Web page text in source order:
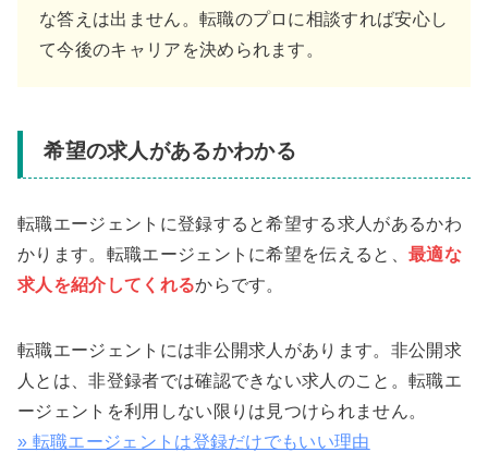
な答えは出ません。転職のプロに相談すれば安心し
て今後のキャリアを決められます。
希望の求人があるかわかる
転職エージェントに登録すると希望する求人があるかわ
かります。転職エージェントに希望を伝えると、最適な
求人を紹介してくれるからです。
転職エージェントには非公開求人があります。非公開求
人とは、非登録者では確認できない求人のこと。転職エ
ージェントを利用しない限りは見つけられません。
» 転職エージェントは登録だけでもいい理由